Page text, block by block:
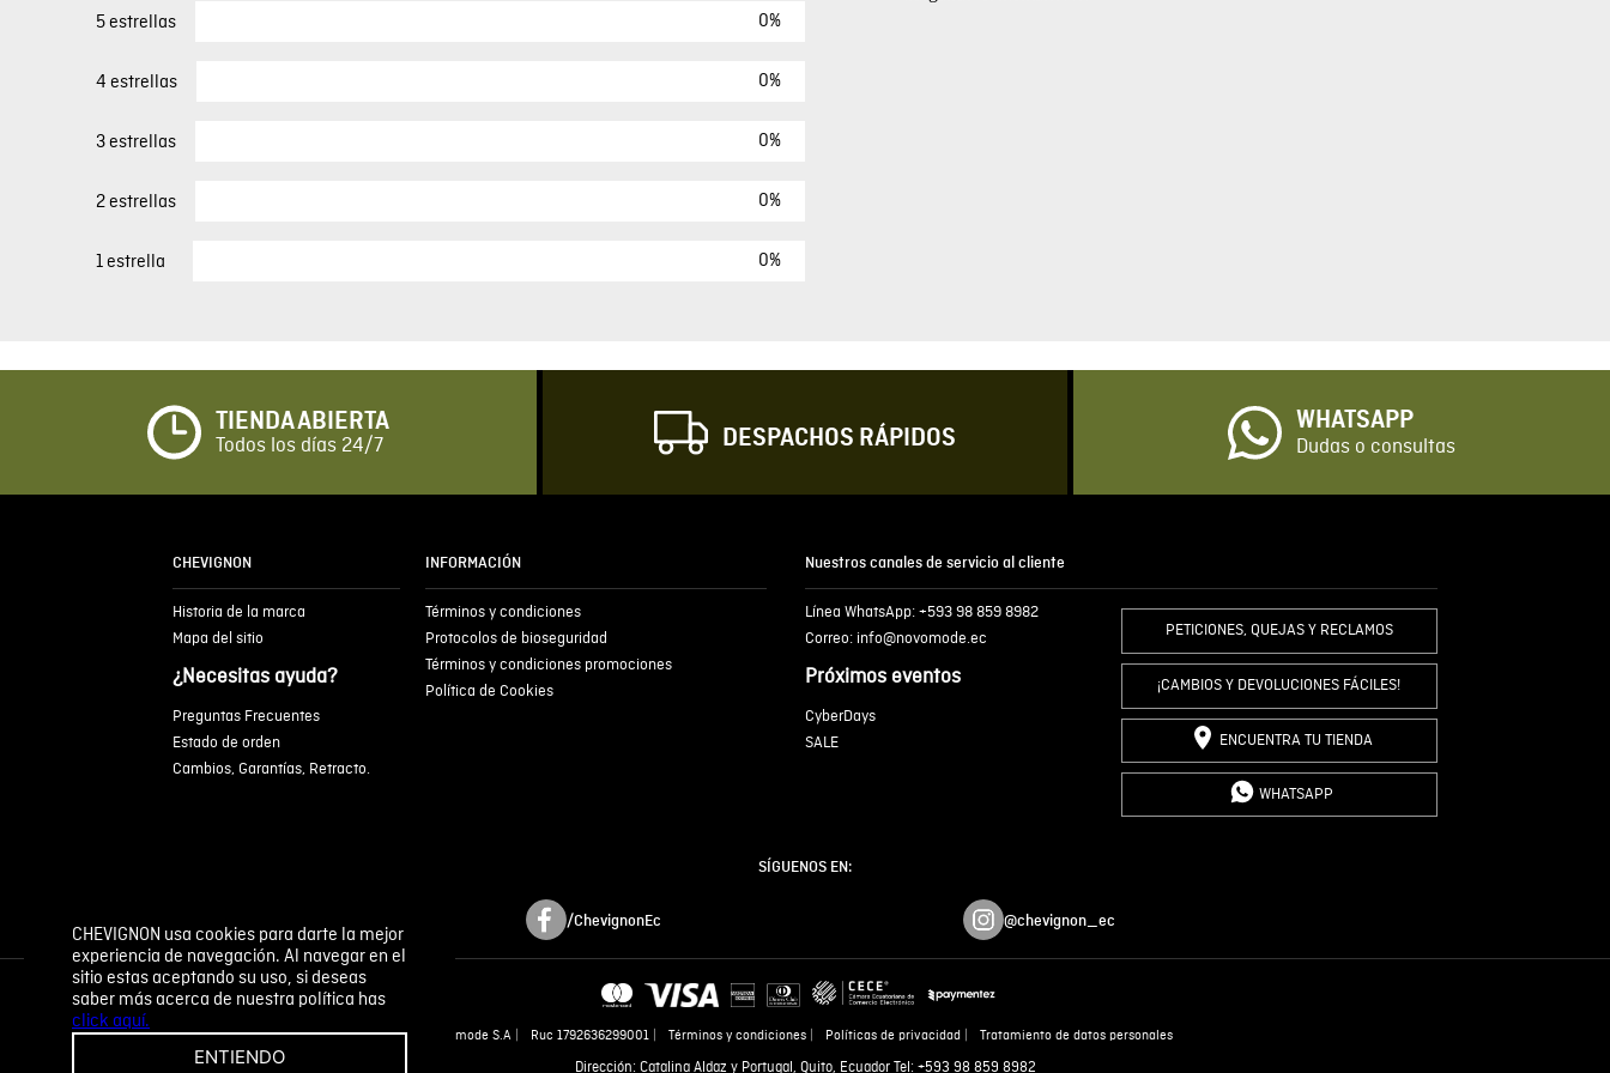
CHEVIGNON usa cookies para darte la mejor
experiencia de navegación. Al navegar en el
sitio estas aceptando su uso, si deseas
saber más acerca de nuestra política has
click aquí.
ENTIENDO
5 estrellas 0%
4 estrellas 0%
3 estrellas 0%
2 estrellas 0%
1 estrella 0%
Escribir comentario
ENVIAR COMENTARIO
TIENDA ABIERTA
Todos los días 24/7 DESPACHOS RÁPIDOS
WHATSAPP
Dudas o consultas
CHEVIGNON
Historia de la marca
Mapa del sitio
¿Necesitas ayuda?
Preguntas Frecuentes
Estado de orden
Cambios, Garantías, Retracto.
INFORMACIÓN
Términos y condiciones
Protocolos de bioseguridad
Términos y condiciones promociones
Política de Cookies
Nuestros canales de servicio al cliente
Línea WhatsApp: +593 98 859 8982
Correo: info@novomode.ec
Próximos eventos
CyberDays
SALE
PETICIONES, QUEJAS Y RECLAMOS
¡CAMBIOS Y DEVOLUCIONES FÁCILES!
ENCUENTRA TU TIENDA
WHATSAPP
SÍGUENOS EN:
/ChevignonEc @chevignon_ec
Novomode S.A Ruc 1792636299001 Términos y condiciones Políticas de privacidad Tratamiento de datos personales
Dirección: Catalina Aldaz y Portugal, Quito, Ecuador Tel: +593 98 859 8982